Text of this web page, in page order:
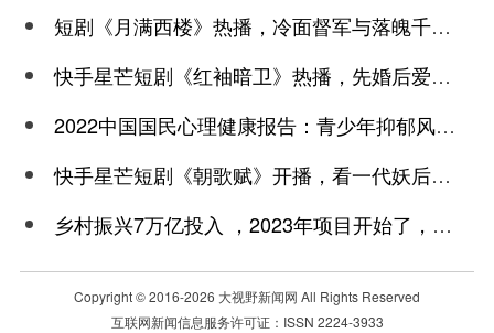
短剧《月满西楼》热播，冷面督军与落魄千金谱写民国传奇
快手星芒短剧《红袖暗卫》热播，先婚后爱诠释别样浪漫
2022中国国民心理健康报告：青少年抑郁风险高于成年
快手星芒短剧《朝歌赋》开播，看一代妖后与心机皇上极限拉扯
乡村振兴7万亿投入 ，2023年项目开始了，总有一个适合你
Copyright © 2016-2026 大视野新闻网 All Rights Reserved
互联网新闻信息服务许可证：ISSN 2224-3933